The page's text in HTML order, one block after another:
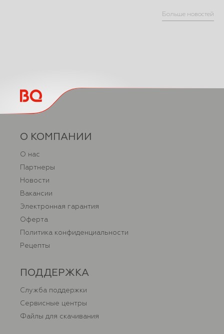
Больше новостей
О КОМПАНИИ
О нас
Партнеры
Новости
Вакансии
Электронная гарантия
Оферта
Политика конфиденциальности
Рецепты
ПОДДЕРЖКА
Служба поддержки
Сервисные центры
Файлы для скачивания